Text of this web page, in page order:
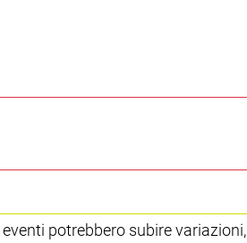
eventi potrebbero subire variazioni,